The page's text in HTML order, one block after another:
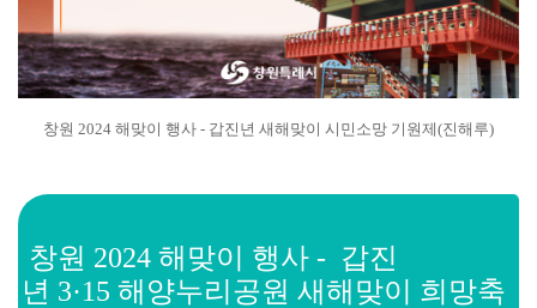
창원 2024 해맞이 행사 - 갑진년 새해맞이 시민소망 기원제(진해루)
창원 2024 해맞이 행사 - 갑진
년 3·15 해양누리공원 새해맞이 희망축